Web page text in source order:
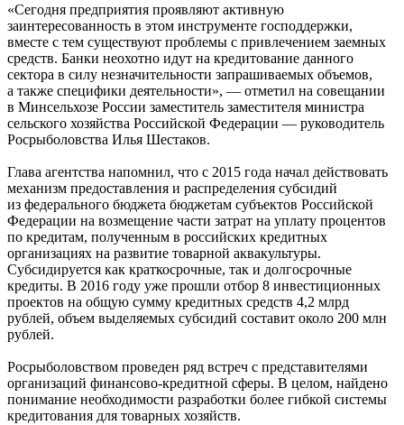
«Сегодня предприятия проявляют активную
заинтересованность в этом инструменте господдержки,
вместе с тем существуют проблемы с привлечением заемных
средств. Банки неохотно идут на кредитование данного
сектора в силу незначительности запрашиваемых объемов,
а также специфики деятельности», — отметил на совещании
в Минсельхозе России заместитель заместителя министра
сельского хозяйства Российской Федерации — руководитель
Росрыболовства Илья Шестаков.
Глава агентства напомнил, что с 2015 года начал действовать
механизм предоставления и распределения субсидий
из федерального бюджета бюджетам субъектов Российской
Федерации на возмещение части затрат на уплату процентов
по кредитам, полученным в российских кредитных
организациях на развитие товарной аквакультуры.
Субсидируется как краткосрочные, так и долгосрочные
кредиты. В 2016 году уже прошли отбор 8 инвестиционных
проектов на общую сумму кредитных средств 4,2 млрд
рублей, объем выделяемых субсидий составит около 200 млн
рублей.
Росрыболовством проведен ряд встреч с представителями
организаций финансово-кредитной сферы. В целом, найдено
понимание необходимости разработки более гибкой системы
кредитования для товарных хозяйств.